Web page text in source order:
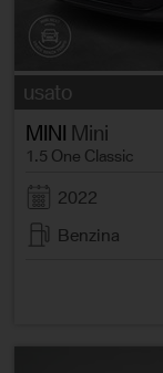
usato
MINI
Mini
1.5 One Classic
2022
Benzina